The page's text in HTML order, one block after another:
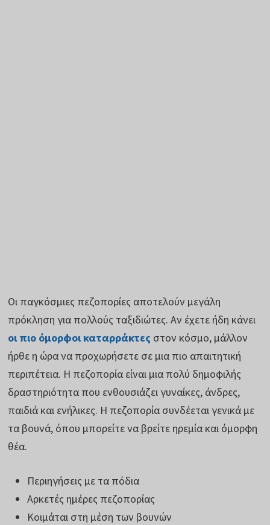
Οι παγκόσμιες πεζοπορίες αποτελούν μεγάλη
πρόκληση για πολλούς ταξιδιώτες. Αν έχετε ήδη κάνει
οι πιο όμορφοι καταρράκτες στον κόσμο, μάλλον
ήρθε η ώρα να προχωρήσετε σε μια πιο απαιτητική
περιπέτεια. Η πεζοπορία είναι μια πολύ δημοφιλής
δραστηριότητα που ενθουσιάζει γυναίκες, άνδρες,
παιδιά και ενήλικες. Η πεζοπορία συνδέεται γενικά με
τα βουνά, όπου μπορείτε να βρείτε ηρεμία και όμορφη
θέα.
Περιηγήσεις με τα πόδια
Αρκετές ημέρες πεζοπορίας
Κοιμάται στη μέση των βουνών